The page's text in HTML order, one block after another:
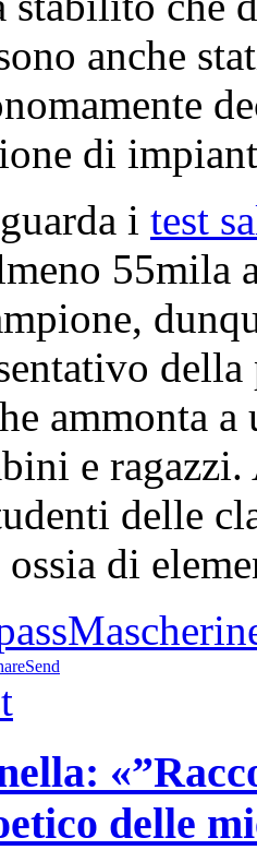
anche
di
i test
55mila
ammonta
e ragazzi.
delle
di
Send
delle